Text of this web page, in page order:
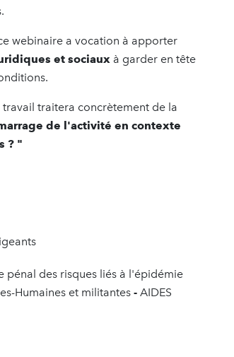
webinaire a vocation à apporter
et sociaux à garder en tête
traitera concrètement de la
de l'activité en contexte
? "
pénal des risques liés à l'épidémie
Humaines et militantes - AIDES